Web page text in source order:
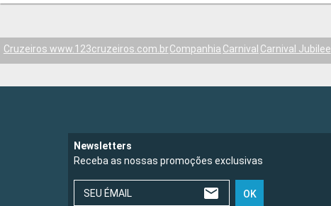
Cruzeiros www.123cruzeiros.com.brCompanhia Carnival Carnival Jubilee
Newsletters
Receba as nossas promoções exclusivas
SEU ÉMAIL OK